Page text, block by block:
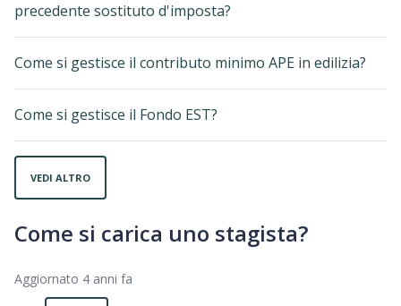
precedente sostituto d'imposta?
Come si gestisce il contributo minimo APE in edilizia?
Come si gestisce il Fondo EST?
VEDI ALTRO
Come si carica uno stagista?
Aggiornato 4 anni fa